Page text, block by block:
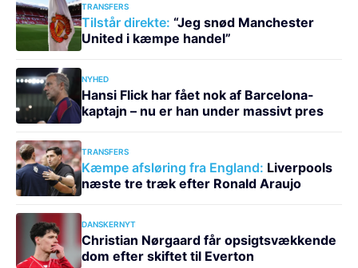
TRANSFERS
Tilstår direkte: “Jeg snød Manchester
United i kæmpe handel”
NYHED
Hansi Flick har fået nok af Barcelona-
kaptajn – nu er han under massivt pres
TRANSFERS
Kæmpe afsløring fra England: Liverpools
næste tre træk efter Ronald Araujo
DANSKERNYT
Christian Nørgaard får opsigtsvækkende
dom efter skiftet til Everton